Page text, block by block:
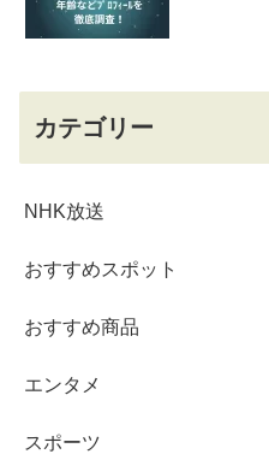
カテゴリー
NHK放送
おすすめスポット
おすすめ商品
エンタメ
スポーツ